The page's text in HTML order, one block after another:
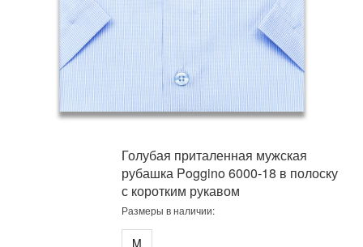
Голубая приталенная мужская
рубашка Poggino 6000-18 в полоску
с коротким рукавом
Размеры в наличии:
M